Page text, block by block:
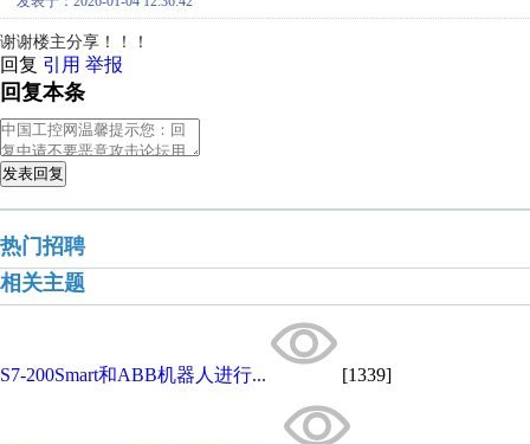
谢谢楼主分享！！！
回复 引用 举报
回复本条
发表回复
热门招聘
相关主题
S7-200Smart和ABB机器人进行... [1339]